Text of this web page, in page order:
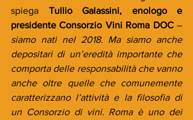
spiega Tullio Galassini, enologo e
presidente Consorzio Vini Roma DOC
siamo nati nel 2018. Ma siamo anche
depositari di un’eredità importante che
comporta delle responsabilità che vanno
anche oltre quelle che comunemente
caratterizzano l’attività e la filosofia di
un Consorzio di vini. Roma è uno dei